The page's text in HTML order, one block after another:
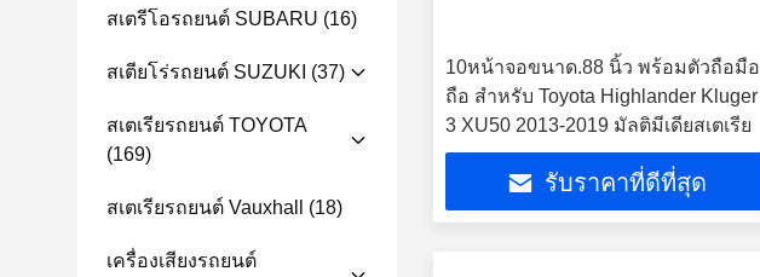
สเตรีโอรถยนต์ SUBARU (16)
สเตียโร่รถยนต์ SUZUKI (37)
สเตเรียรถยนต์ TOYOTA
(169)
สเตเรียรถยนต์ Vauxhall (18)
เครื่องเสียงรถยนต์
10หน้าจอขนาด.88 นิ้ว พร้อมตัวถือมือ
ถือ สําหรับ Toyota Highlander Kluger
3 XU50 2013-2019 มัลติมีเดียสเตเรีย
รับราคาที่ดีที่สุด